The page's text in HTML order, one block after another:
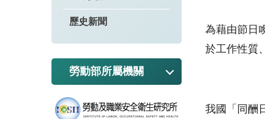
歷史新聞
勞動部所屬機關
為藉由節日
於工作性質
我國「同酬